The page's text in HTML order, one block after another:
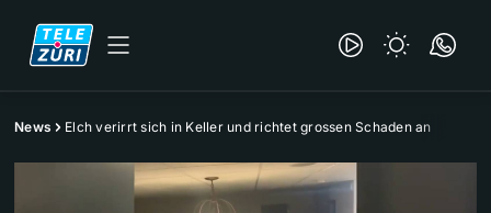
News Elch verirrt sich in Keller und richtet grossen Schaden an